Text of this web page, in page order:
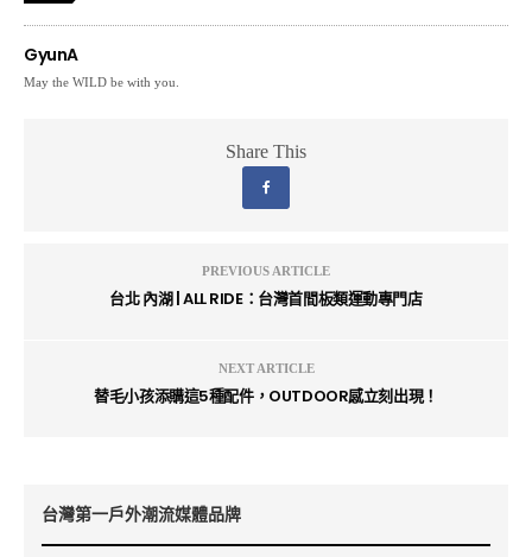
GyunA
May the WILD be with you.
Share This
PREVIOUS ARTICLE
台北 內湖 | ALL RIDE：台灣首間板類運動專門店
NEXT ARTICLE
替毛小孩添購這5種配件，OUTDOOR感立刻出現！
台灣第一戶外潮流媒體品牌